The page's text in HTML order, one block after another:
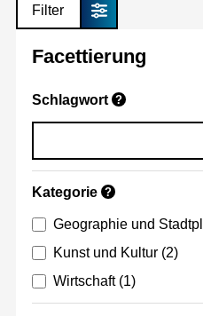
Filter
Facettierung
Schlagwort ?
Kategorie ?
Geographie und
Kunst und Kultur (2)
Wirtschaft (1)